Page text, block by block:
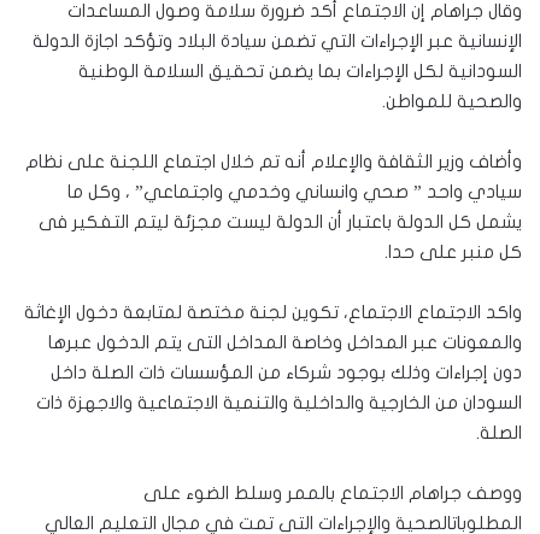
وقال جراهام إن الاجتماع أكد ضرورة سلامة وصول المساعدات
الإنسانية عبر الإجراءات التي تضمن سيادة البلاد وتؤكد اجازة الدولة
السودانية لكل الإجراءات بما يضمن تحقيق السلامة الوطنية
والصحية للمواطن.
وأضاف وزير الثقافة والإعلام أنه تم خلال اجتماع اللجنة على نظام
سيادي واحد ” صحي وانساني وخدمي واجتماعي” ، وكل ما
يشمل كل الدولة باعتبار أن الدولة ليست مجزئة ليتم التفكير فى
كل منبر على حدا.
واكد الاجتماع الاجتماع، تكوين لجنة مختصة لمتابعة دخول الإغاثة
والمعونات عبر المداخل وخاصة المداخل التى يتم الدخول عبرها
دون إجراءات وذلك بوجود شركاء من المؤسسات ذات الصلة داخل
السودان من الخارجية والداخلية والتنمية الاجتماعية والاجهزة ذات
الصلة.
ووصف جراهام الاجتماع بالممر وسلط الضوء على
المطلوباتالصحية والإجراءات التى تمت في مجال التعليم العالي